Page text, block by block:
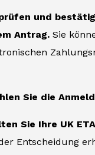
und
Antrag. Sie
Sie die
Sie Ihre UK
Entscheidung